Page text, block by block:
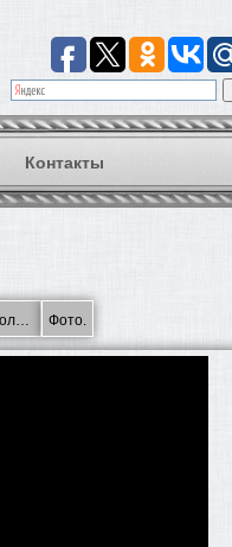
Контакты
Фасадные панели FineBer (Файнбер) коллекция «Облицовочный кирпич». Фото.